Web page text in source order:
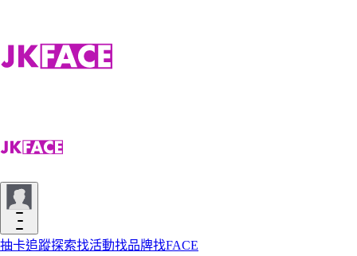
抽卡追蹤探索找活動找品牌找FACE